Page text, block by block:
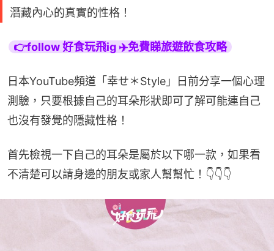
潛藏內心的真實的性格！
👉follow 好食玩飛ig ✈️免費睇旅遊飲食攻略
日本YouTube頻道「幸せ＊Style」日前分享一個心理
測驗，只要根據自己的耳朵形狀即可了解可能連自己
也沒有發覺的隱藏性格！
首先檢視一下自己的耳朵是屬於以下哪一款，如果看
不清楚可以請身邊的朋友或家人幫幫忙！👇👇👇